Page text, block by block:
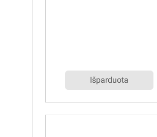
Išparduota